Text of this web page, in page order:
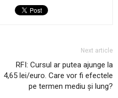
Next article
RFI: Cursul ar putea ajunge la
4,65 lei/euro. Care vor fi efectele
pe termen mediu și lung?